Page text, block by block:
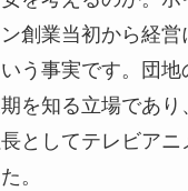
創業当初から経営
う事実です。団地
を知る立場であり
としてテレビアニ
。